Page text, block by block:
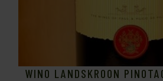
WINO LANDSKROON